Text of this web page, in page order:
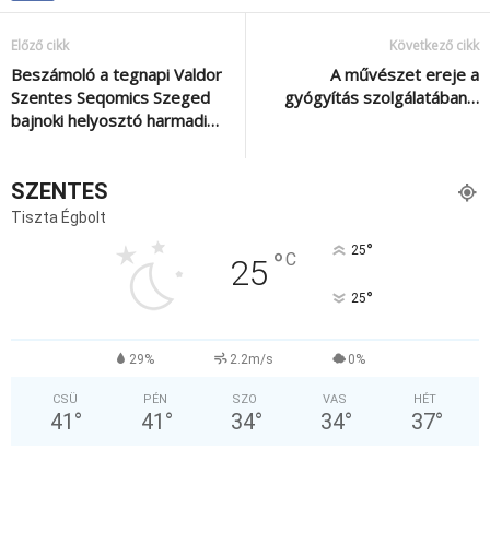
Előző cikk
Beszámoló a tegnapi Valdor
Szentes Seqomics Szeged
bajnoki helyosztó harmadi…
Következő cikk
A művészet ereje a
gyógyítás szolgálatában…
SZENTES
Tiszta Égbolt
25 °C 25°
25°
29% 2.2m/s 0%
CSÜ
41 °
PÉN
41 °
SZO
34°
VAS
34°
HÉT
37°